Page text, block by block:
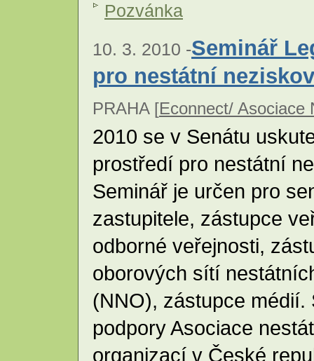
Pozvánka
10. 3. 2010 -Seminář
pro nestátní
PRAHA [Econnect/ Asociace
2010 se v Senátu
prostředí pro nestátní
Seminář je určen pro
zastupitele, zástupce
odborné veřejnosti,
oborových sítí
(NNO), zástupce médií.
podpory Asociace
organizací v České